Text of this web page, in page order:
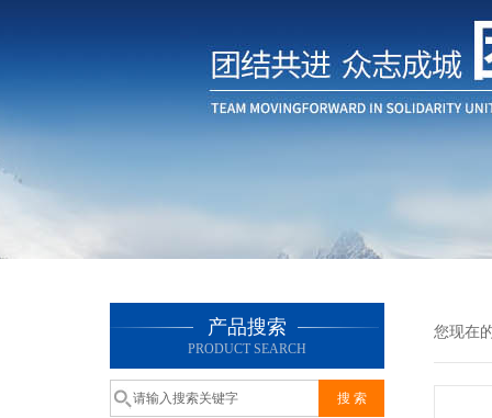
产品搜索
PRODUCT SEARCH
您现在